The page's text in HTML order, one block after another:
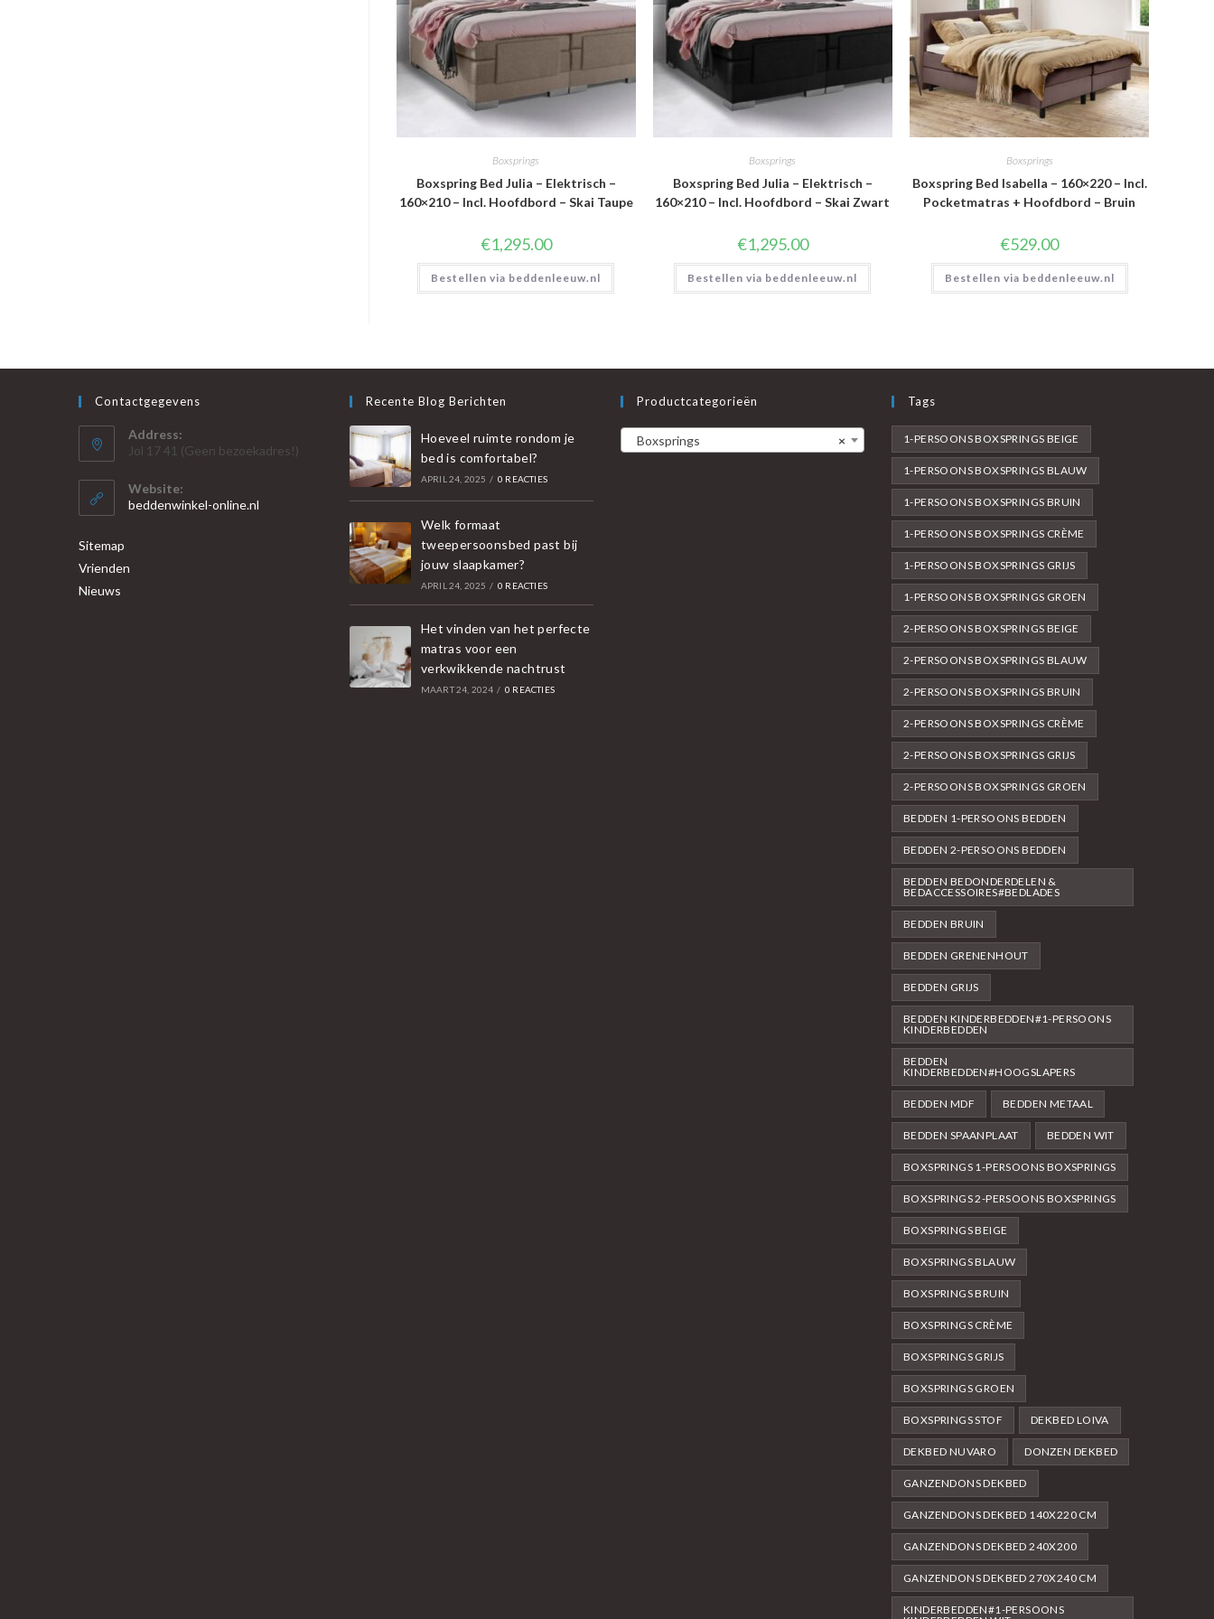
Boxsprings
Boxspring Bed Julia – Elektrisch –
160×210 – Incl. Hoofdbord – Skai Taupe
€1,295.00
Bestellen via beddenleeuw.nl
Boxsprings
Boxspring Bed Julia – Elektrisch –
160×210 – Incl. Hoofdbord – Skai Zwart
€1,295.00
Bestellen via beddenleeuw.nl
Boxsprings
Boxspring Bed Isabella – 160×220 – Incl.
Pocketmatras + Hoofdbord – Bruin
€529.00
Bestellen via beddenleeuw.nl
Contactgegevens
Address:
Jol 17 41 (Geen bezoekadres!)
Website:
beddenwinkel-online.nl
Sitemap
Vrienden
Nieuws
Recente Blog Berichten
Hoeveel ruimte rondom je
bed is comfortabel?
APRIL 24, 2025 / 0 REACTIES
Welk formaat
tweepersoonsbed past bij
jouw slaapkamer?
APRIL 24, 2025 / 0 REACTIES
Het vinden van het perfecte
matras voor een
verkwikkende nachtrust
MAART 24, 2024 / 0 REACTIES
Productcategorieën
×
Boxsprings
Tags
1-PERSOONS BOXSPRINGS BEIGE
1-PERSOONS BOXSPRINGS BLAUW
1-PERSOONS BOXSPRINGS BRUIN
1-PERSOONS BOXSPRINGS CRÈME
1-PERSOONS BOXSPRINGS GRIJS
1-PERSOONS BOXSPRINGS GROEN
2-PERSOONS BOXSPRINGS BEIGE
2-PERSOONS BOXSPRINGS BLAUW
2-PERSOONS BOXSPRINGS BRUIN
2-PERSOONS BOXSPRINGS CRÈME
2-PERSOONS BOXSPRINGS GRIJS
2-PERSOONS BOXSPRINGS GROEN
BEDDEN 1-PERSOONS BEDDEN
BEDDEN 2-PERSOONS BEDDEN
BEDDEN BEDONDERDELEN &
BEDACCESSOIRES#BEDLADES
BEDDEN BRUIN
BEDDEN GRENENHOUT
BEDDEN GRIJS
BEDDEN KINDERBEDDEN#1-PERSOONS
KINDERBEDDEN
BEDDEN
KINDERBEDDEN#HOOGSLAPERS
BEDDEN MDF BEDDEN METAAL
BEDDEN SPAANPLAAT BEDDEN WIT
BOXSPRINGS 1-PERSOONS BOXSPRINGS
BOXSPRINGS 2-PERSOONS BOXSPRINGS
BOXSPRINGS BEIGE
BOXSPRINGS BLAUW
BOXSPRINGS BRUIN
BOXSPRINGS CRÈME
BOXSPRINGS GRIJS
BOXSPRINGS GROEN
BOXSPRINGS STOF DEKBED LOIVA
DEKBED NUVARO DONZEN DEKBED
GANZENDONS DEKBED
GANZENDONS DEKBED 140X220 CM
GANZENDONS DEKBED 240X200
GANZENDONS DEKBED 270X240 CM
KINDERBEDDEN#1-PERSOONS